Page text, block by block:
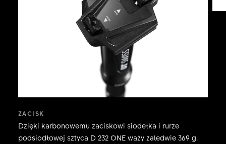
ZACISK
Dzięki karbonowemu zaciskowi siodełka i rurze
podsiodłowej sztyca D 232 ONE waży zaledwie 369 g.